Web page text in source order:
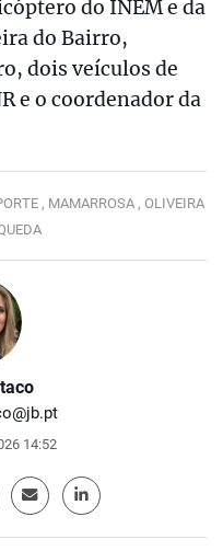
14:52
do INEM e da
do Bairro,
dois veículos de
e o coordenador da
, MAMARROSA , OLIVEIRA